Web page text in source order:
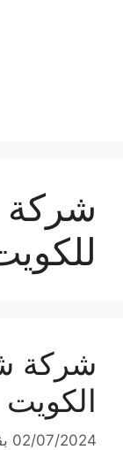
شركة
الكويت 0560533140
02/07/2024